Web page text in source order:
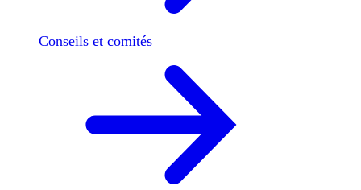
Conseils et comités